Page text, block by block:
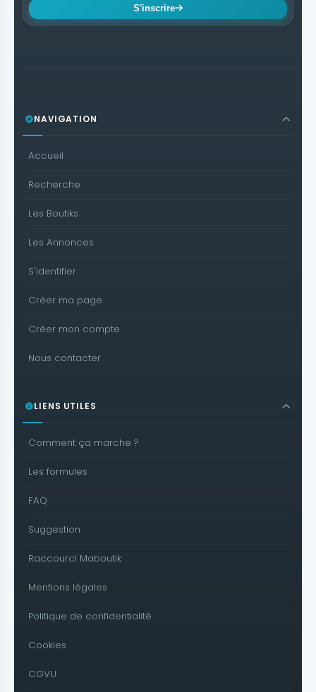
S'inscrire
NAVIGATION
Accueil
Recherche
Les Boutiks
Les Annonces
S'identifier
Créer ma page
Créer mon compte
Nous contacter
LIENS UTILES
Comment ça marche ?
Les formules
FAQ
Suggestion
Raccourci Maboutik
Mentions légales
Politique de confidentialité
Cookies
CGVU